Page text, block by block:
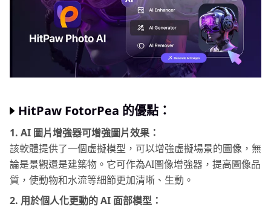
HitPaw FotorPea 的優點：
1. AI 圖片增強器可增強圖片效果：
該軟體提供了一個虛擬模型，可以增強虛擬場景的圖像，無
論是景觀還是建築物。它可作為AI圖像增強器，提高圖像品
質，使動物和水流等細節更加清晰、生動。
2. 用於個人化更動的 AI 面部模型：